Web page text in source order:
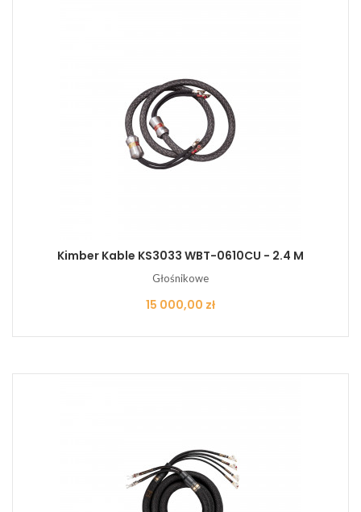
Kimber Kable KS3033 WBT-0610CU - 2.4 M
Głośnikowe
Cena
15 000,00 zł